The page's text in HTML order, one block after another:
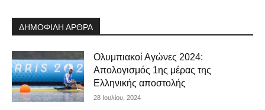
ΔΗΜΟΦΙΛΗ ΑΡΘΡΑ
Ολυμπιακοί Αγώνες 2024:
Απολογισμός 1ης μέρας της
Ελληνικής αποστολής
28 Ιουλίου, 2024